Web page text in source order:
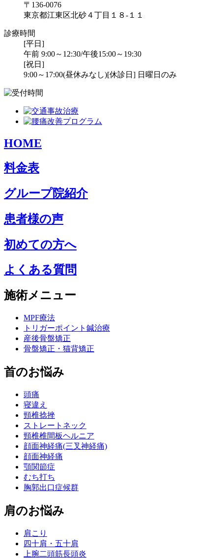
〒136-0076
東京都江東区北砂４丁目１８-１１
診療時間
[平日]
午前 9:00～12:30/午後15:00～19:30
[祝日]
9:00～17:00(昼休みなし)[休診日] 日曜日のみ
HOME
料金表
グループ院紹介
患者様の声
初めての方へ
よくある質問
施術メニュー
MPF療法
トリガーポイント鍼治療
産後骨盤矯正
骨盤矯正・猫背矯正
首のお悩み
頭痛
寝違え
頸椎捻挫
ストレートネック
頸椎椎間板ヘルニア
顔面神経痛(三叉神経痛)
顔面神経痛
顎関節症
むち打ち
胸郭出口症候群
肩のお悩み
肩こり
四十肩・五十肩
上腕二頭筋長頭炎